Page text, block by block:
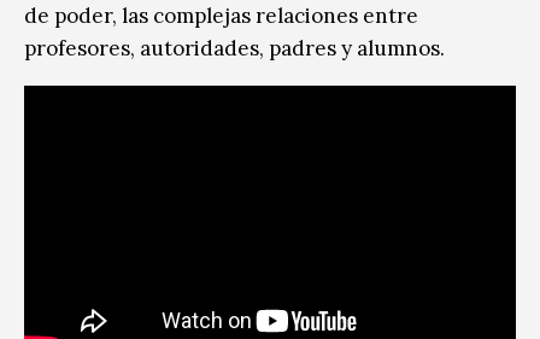
de poder, las complejas relaciones entre
profesores, autoridades, padres y alumnos.